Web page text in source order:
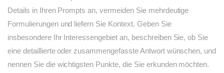
Details in Ihren Prompts an, vermeiden Sie mehrdeutige
Formulierungen und liefern Sie Kontext. Geben Sie
insbesondere Ihr Interessengebiet an, beschreiben Sie, ob Sie
eine detaillierte oder zusammengefasste Antwort wünschen, und
nennen Sie die wichtigsten Punkte, die Sie erkunden möchten.